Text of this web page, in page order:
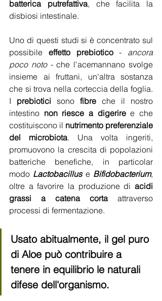
batterica putrefattiva, che facilita la
disbiosi intestinale.
Uno di questi studi si è concentrato sul
possibile effetto prebiotico - ancora
poco noto - che l'acemannano svolge
insieme ai fruttani, un'altra sostanza
che si trova nella corteccia della foglia.
I prebiotici sono fibre che il nostro
intestino non riesce a digerire e che
costituiscono il nutrimento preferenziale
del microbiota. Una volta ingeriti,
promuovono la crescita di popolazioni
batteriche benefiche, in particolar
modo Lactobacillus e Bifidobacterium,
oltre a favorire la produzione di acidi
grassi a catena corta attraverso
processi di fermentazione.
Usato abitualmente, il gel puro
di Aloe può contribuire a
tenere in equilibrio le naturali
difese dell'organismo.